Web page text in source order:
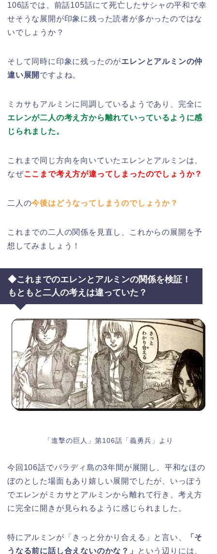
106話では、前話105話にて死亡したサシャの平和で幸
せそうな展開が印象に残った読者が多かったのではな
いでしょうか？
そして同時に印象に残ったのがエレンとアルミンの仲
違い展開 ですよね。
ミカサもアルミンに同調しているようであり、完全に
エレンが二人の考え方から離れていっているように感
じられました。
これまで同じ方向を向いていたエレンとアルミンは、
なぜここまで考え方が違ってしまったのでしょうか？
二人の今後はどうなってしまうのでしょうか？
これまでの二人の関係を見直し、これからの展開を予
想してみましょう！
◆これまでのエレンとアルミンの関係を検証！
もともと二人の考えは違っていた？
「進撃の巨人」第106話「義勇兵」より
今回106話でパラディ島の3年間が展開し、平和なほの
ぼのとした場面もあり嬉しい展開でしたが、いっぽう
でエレンがミカサとアルミンから離れて行き、考え方
に完全に開きが見られるように感じられました。
特にアルミンが「きっと分かり合える」と言い、
「そ
うなる前に話し合えないのかな？」
という辺りには、